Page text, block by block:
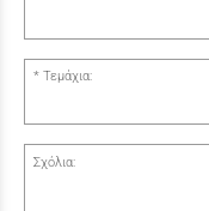
Τεμάχια:
Σχόλια: